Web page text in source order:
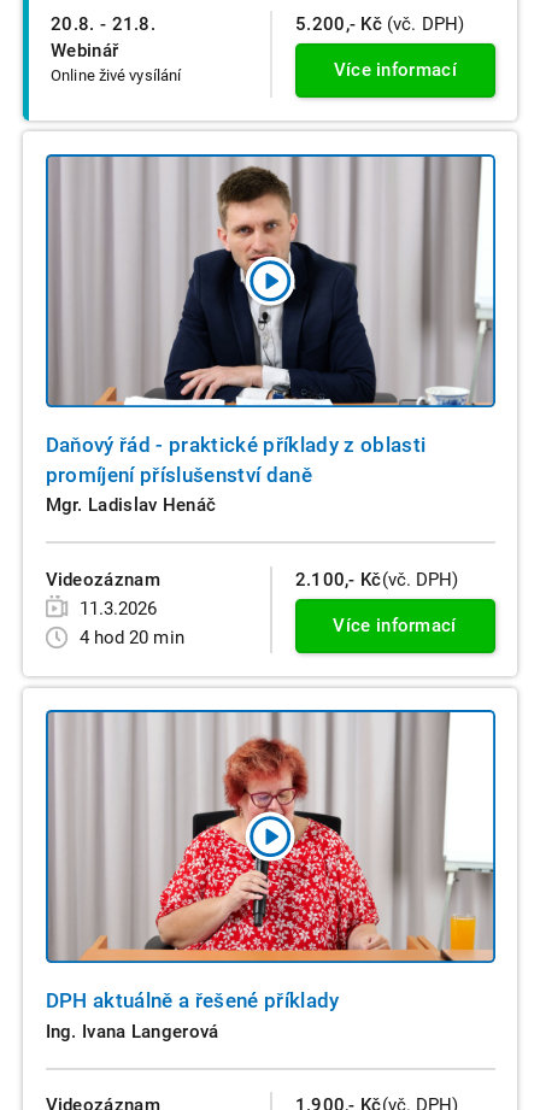
20.8. - 21.8.
Webinář
Online živé vysílání
5.200,- Kč (vč. DPH)
Více informací
Daňový řád - praktické příklady z oblasti
promíjení příslušenství daně
Mgr. Ladislav Henáč
Videozáznam
11.3.2026
4 hod 20 min
2.100,- Kč(vč. DPH)
Více informací
DPH aktuálně a řešené příklady
Ing. Ivana Langerová
Videozáznam
1.900,- Kč(vč. DPH)